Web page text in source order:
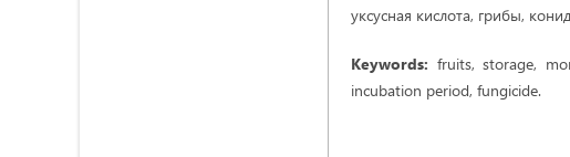
уксусная кислота, грибы,
Keywords: fruits, storage,
incubation period, fungicide.